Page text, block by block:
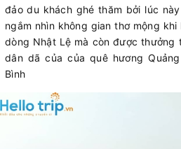
đảo du khách ghé thăm bởi lúc
ngắm nhìn không gian thơ mộng
dòng Nhật Lệ mà còn được thưởng
dân dã của của quê hương
Bình